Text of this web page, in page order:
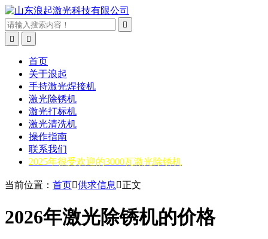



首页
关于浪起
手持激光焊接机
激光除锈机
激光打标机
激光清洗机
操作指南
联系我们
2025年很受欢迎的3000瓦激光除锈机
当前位置： 首页供求信息 正文
2026年激光除锈机的价格